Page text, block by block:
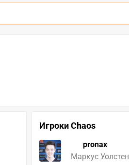
Игроки Chaos
pronax
Маркус Уолстен